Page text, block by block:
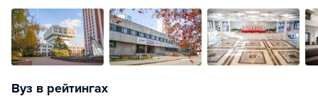
Вуз в рейтингах